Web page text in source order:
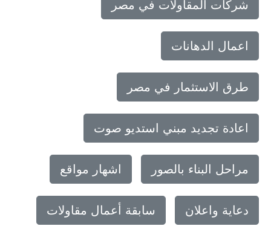
شركات المقاولات في مصر
اعمال الدهانات
طرق الاستثمار في مصر
اعادة تجديد مبني استديو صوت
مراحل البناء بالصور اشهار مواقع
دعاية واعلان سابقة أعمال مقاولات